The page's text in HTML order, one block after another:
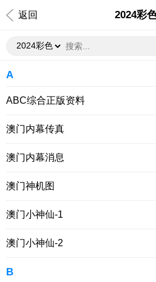
2024彩
返回
A
ABC综合正版资料
澳门内幕传真
澳门内幕消息
澳门神机图
澳门小神仙-1
澳门小神仙-2
B